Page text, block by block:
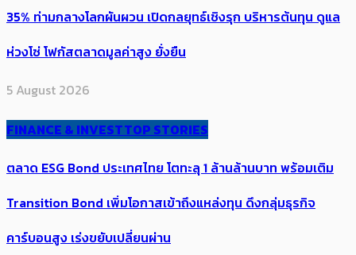
35% ท่ามกลางโลกผันผวน เปิดกลยุทธ์เชิงรุก บริหารต้นทุน ดูแล
ห่วงโซ่ โฟกัสตลาดมูลค่าสูง ยั่งยืน
5 August 2026
FINANCE & INVESTTOP STORIES
ตลาด ESG Bond ประเทศไทย โตทะลุ 1 ล้านล้านบาท พร้อมเติม
Transition Bond เพิ่มโอกาสเข้าถึงแหล่งทุน ดึงกลุ่มธุรกิจ
คาร์บอนสูง เร่งขยับเปลี่ยนผ่าน